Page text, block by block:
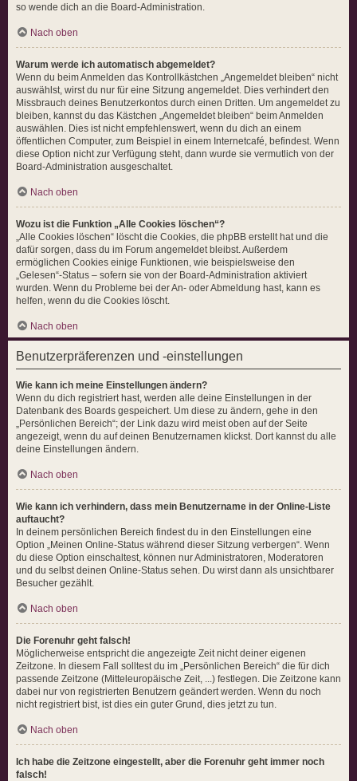
so wende dich an die Board-Administration.
Nach oben
Warum werde ich automatisch abgemeldet?
Wenn du beim Anmelden das Kontrollkästchen „Angemeldet bleiben“ nicht
auswählst, wirst du nur für eine Sitzung angemeldet. Dies verhindert den
Missbrauch deines Benutzerkontos durch einen Dritten. Um angemeldet zu
bleiben, kannst du das Kästchen „Angemeldet bleiben“ beim Anmelden
auswählen. Dies ist nicht empfehlenswert, wenn du dich an einem
öffentlichen Computer, zum Beispiel in einem Internetcafé, befindest. Wenn
diese Option nicht zur Verfügung steht, dann wurde sie vermutlich von der
Board-Administration ausgeschaltet.
Nach oben
Wozu ist die Funktion „Alle Cookies löschen“?
„Alle Cookies löschen“ löscht die Cookies, die phpBB erstellt hat und die
dafür sorgen, dass du im Forum angemeldet bleibst. Außerdem
ermöglichen Cookies einige Funktionen, wie beispielsweise den
„Gelesen“-Status – sofern sie von der Board-Administration aktiviert
wurden. Wenn du Probleme bei der An- oder Abmeldung hast, kann es
helfen, wenn du die Cookies löscht.
Nach oben
Benutzerpräferenzen und -einstellungen
Wie kann ich meine Einstellungen ändern?
Wenn du dich registriert hast, werden alle deine Einstellungen in der
Datenbank des Boards gespeichert. Um diese zu ändern, gehe in den
„Persönlichen Bereich“; der Link dazu wird meist oben auf der Seite
angezeigt, wenn du auf deinen Benutzernamen klickst. Dort kannst du alle
deine Einstellungen ändern.
Nach oben
Wie kann ich verhindern, dass mein Benutzername in der Online-Liste
auftaucht?
In deinem persönlichen Bereich findest du in den Einstellungen eine
Option „Meinen Online-Status während dieser Sitzung verbergen“. Wenn
du diese Option einschaltest, können nur Administratoren, Moderatoren
und du selbst deinen Online-Status sehen. Du wirst dann als unsichtbarer
Besucher gezählt.
Nach oben
Die Forenuhr geht falsch!
Möglicherweise entspricht die angezeigte Zeit nicht deiner eigenen
Zeitzone. In diesem Fall solltest du im „Persönlichen Bereich“ die für dich
passende Zeitzone (Mitteleuropäische Zeit, ...) festlegen. Die Zeitzone kann
dabei nur von registrierten Benutzern geändert werden. Wenn du noch
nicht registriert bist, ist dies ein guter Grund, dies jetzt zu tun.
Nach oben
Ich habe die Zeitzone eingestellt, aber die Forenuhr geht immer noch
falsch!